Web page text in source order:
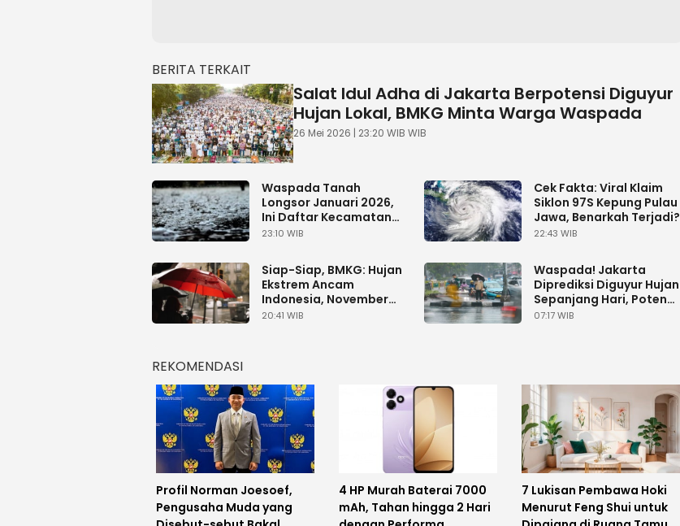
BERITA TERKAIT
Salat Idul Adha di Jakarta Berpotensi Diguyur
Hujan Lokal, BMKG Minta Warga Waspada
26 Mei 2026 | 23:20 WIB WIB
Waspada Tanah
Longsor Januari 2026,
Ini Daftar Kecamatan
Rawan di DKI Jakarta
23:10 WIB
Cek Fakta: Viral Klaim
Siklon 97S Kepung Pulau
Jawa, Benarkah Terjadi?
22:43 WIB
Siap-Siap, BMKG: Hujan
Ekstrem Ancam
Indonesia, November
2025 - Februari 2026
20:41 WIB
Waspada! Jakarta
Diprediksi Diguyur Hujan
Sepanjang Hari, Potensi
Petir di Sejumlah
07:17 WIB
REKOMENDASI
Profil Norman Joesoef,
Pengusaha Muda yang
4 HP Murah Baterai 7000
mAh, Tahan hingga 2 Hari
7 Lukisan Pembawa Hoki
Menurut Feng Shui untuk